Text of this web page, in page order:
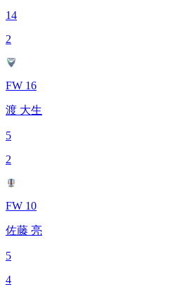
14
2
FW 16
渡 大生
5
2
FW 10
佐藤 亮
5
4